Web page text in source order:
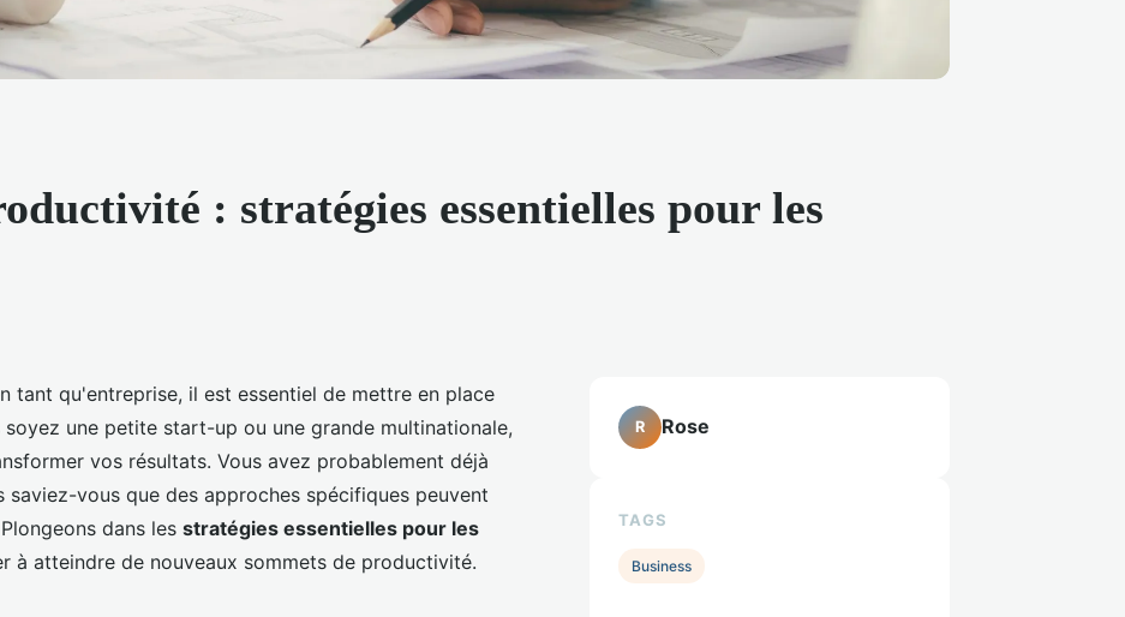
: stratégies essentielles pour les
tant qu'entreprise, il est essentiel de mettre en place
une petite start-up ou une grande multinationale,
vos résultats. Vous avez probablement déjà
saviez-vous que des approches spécifiques peuvent
dans les stratégies essentielles pour les
à atteindre de nouveaux sommets de productivité.
R Rose
TAGS
Business